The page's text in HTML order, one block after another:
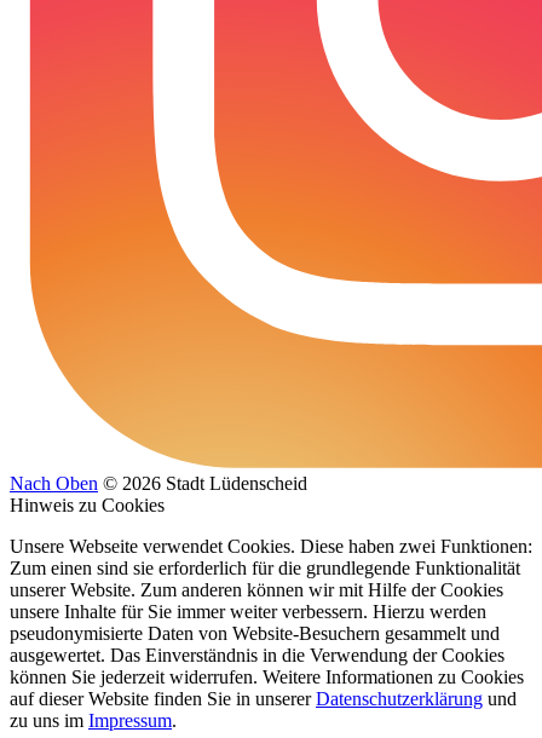
Nach Oben © 2026 Stadt Lüdenscheid
Hinweis zu Cookies
Unsere Webseite verwendet Cookies. Diese haben zwei Funktionen:
Zum einen sind sie erforderlich für die grundlegende Funktionalität
unserer Website. Zum anderen können wir mit Hilfe der Cookies
unsere Inhalte für Sie immer weiter verbessern. Hierzu werden
pseudonymisierte Daten von Website-Besuchern gesammelt und
ausgewertet. Das Einverständnis in die Verwendung der Cookies
können Sie jederzeit widerrufen. Weitere Informationen zu Cookies
auf dieser Website finden Sie in unsererDatenschutzerklärung und
zu uns im Impressum.